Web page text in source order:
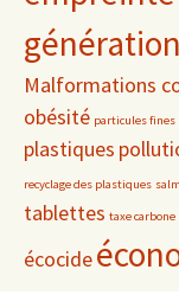
Malformations
obésité particules fines
plastiques
recyclage des plastiques
tablettes taxe carbone
écocide